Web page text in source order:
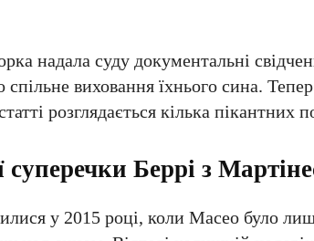
надала суду документальні
спільне виховання їхнього сина.
розглядається кілька пікантних
суперечки Беррі з
у 2015 році, коли Масео було